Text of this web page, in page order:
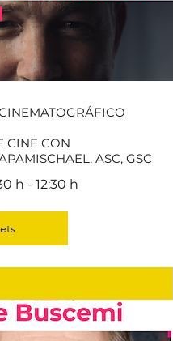
CINE CON
ASC, GSC
h - 12:30 h